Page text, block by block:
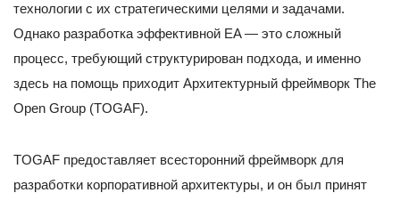
технологии с их стратегическими целями и задачами.
Однако разработка эффективной EA — это сложный
процесс, требующий структурирован подхода, и именно
здесь на помощь приходит Архитектурный фреймворк The
Open Group (TOGAF).
TOGAF предоставляет всесторонний фреймворк для
разработки корпоративной архитектуры, и он был принят